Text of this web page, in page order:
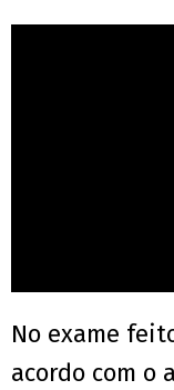
No exame
acordo com o